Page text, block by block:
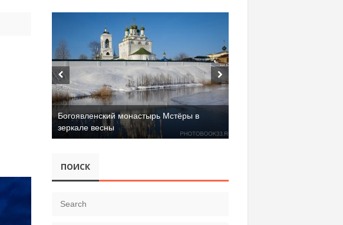
Богоявленский монастырь Мстёры в
зеркале весны
ПОИСК